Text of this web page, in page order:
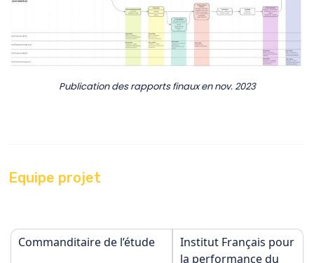
Publication des rapports finaux en nov. 2023
Equipe projet
Commanditaire de l’étude
Institut Français pour
la performance du